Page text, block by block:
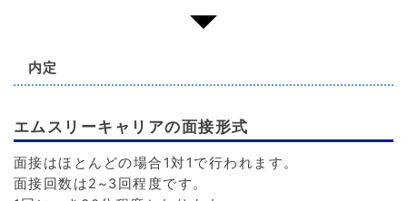
内定
エムスリーキャリアの面接形式
面接はほとんどの場合1対1で行われます。
面接回数は2~3回程度です。